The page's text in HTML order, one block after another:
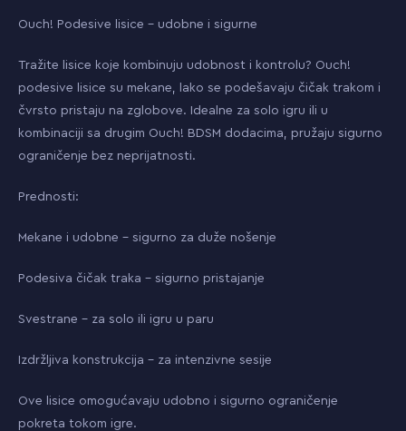
Ouch! Podesive lisice – udobne i sigurne
Tražite lisice koje kombinuju udobnost i kontrolu? Ouch!
podesive lisice su mekane, lako se podešavaju čičak trakom i
čvrsto pristaju na zglobove. Idealne za solo igru ili u
kombinaciji sa drugim Ouch! BDSM dodacima, pružaju sigurno
ograničenje bez neprijatnosti.
Prednosti:
Mekane i udobne – sigurno za duže nošenje
Podesiva čičak traka – sigurno pristajanje
Svestrane – za solo ili igru u paru
Izdržljiva konstrukcija – za intenzivne sesije
Ove lisice omogućavaju udobno i sigurno ograničenje
pokreta tokom igre.